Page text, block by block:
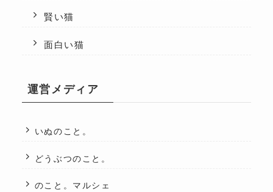
賢い猫
面白い猫
運営メディア
いぬのこと。
どうぶつのこと。
のこと。マルシェ